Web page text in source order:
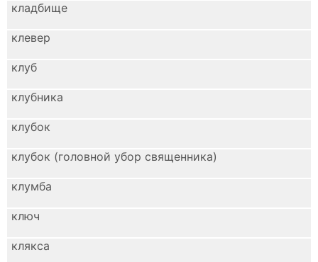
кладбище
клевер
клуб
клубника
клубок
клубок (головной убор священника)
клумба
ключ
клякса